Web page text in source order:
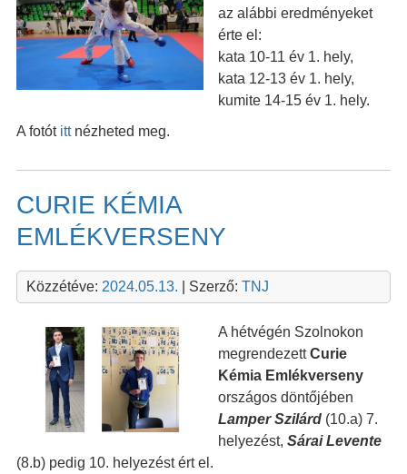
az alábbi eredményeket
érte el:
kata 10-11 év 1. hely,
kata 12-13 év 1. hely,
kumite 14-15 év 1. hely.
A fotót ittnézheted meg.
CURIE KÉMIA
EMLÉKVERSENY
Közzétéve: 2024.05.13. | Szerző: TNJ
A hétvégén Szolnokon
megrendezettCurie
Kémia Emlékverseny
országos döntőjében
Lamper Szilárd(10.a) 7.
helyezést, Sárai Levente
(8.b) pedig 10. helyezést ért el.